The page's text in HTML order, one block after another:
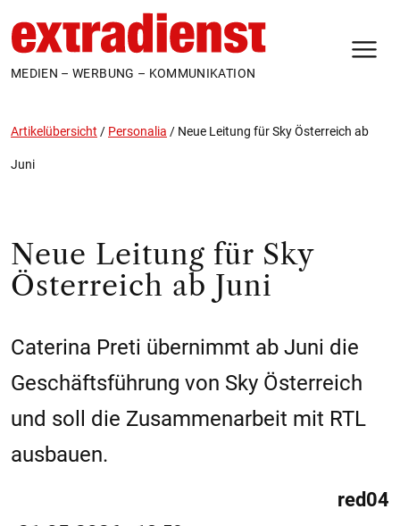
MEDIEN – WERBUNG – KOMMUNIKATION
Artikelübersicht / Personalia / Neue Leitung für Sky Österreich ab
Juni
Neue Leitung für Sky
Österreich ab Juni
Caterina Preti übernimmt ab Juni die
Geschäftsführung von Sky Österreich
und soll die Zusammenarbeit mit RTL
ausbauen.
red04